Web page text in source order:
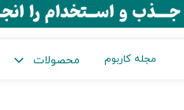
مجله کاربوم محصولات